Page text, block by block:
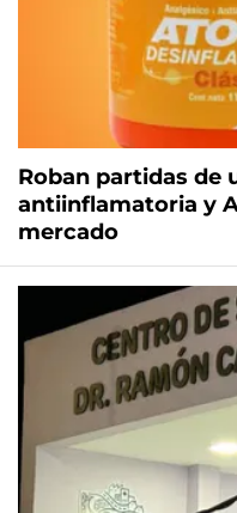
Roban partidas de
antiinflamatoria y
mercado